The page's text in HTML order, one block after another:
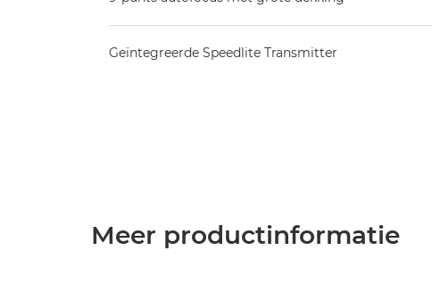
Geïntegreerde Speedlite Transmitter
Meer productinformatie